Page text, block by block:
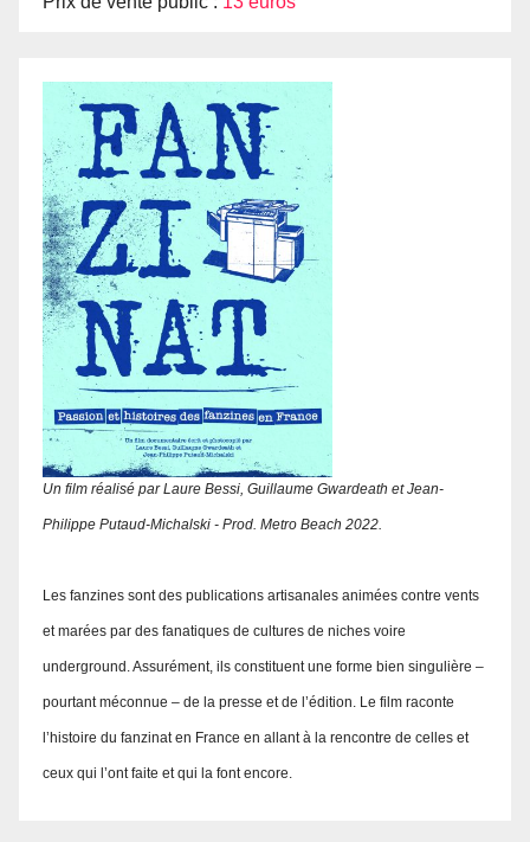
Un film réalisé par Laure Bessi, Guillaume Gwardeath et Jean-
Philippe Putaud-Michalski - Prod. Metro Beach 2022.
Les fanzines sont des publications artisanales animées contre vents
et marées par des fanatiques de cultures de niches voire
underground. Assurément, ils constituent une forme bien singulière –
pourtant méconnue – de la presse et de l’édition. Le film raconte
l’histoire du fanzinat en France en allant à la rencontre de celles et
ceux qui l’ont faite et qui la font encore.